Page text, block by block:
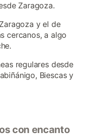
Zaragoza.
y el de
cercanos, a algo
regulares desde
Biescas y
con encanto